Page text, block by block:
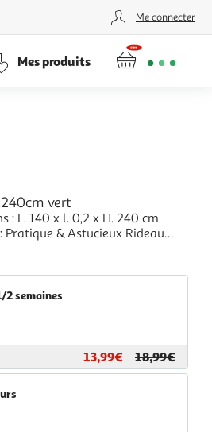
Me connecter
Mes produits
vert
: L. 140 x l. 0,2 x H. 240 cm
Pratique & Astucieux Rideau
Poids : 0,28 kg Couleur :
2 semaines
13,99€ 18,99€